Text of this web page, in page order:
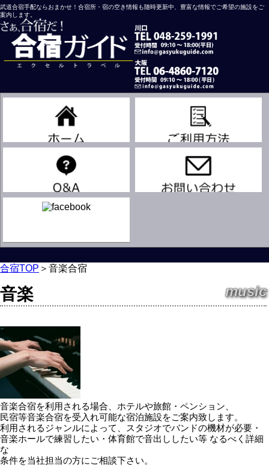
武道合宿手配ならおまかせ！合宿所・宿の空き情報も随時更新中、豊富な情報でご希望の施設をご
案内します。
大阪営業所 吹奏楽
合宿TOP ＞ 音楽合宿
音楽 music
音楽合宿を利用される場合、ホテルや旅館・ペンション、
民宿等音楽合宿を受入れ可能な宿泊施設をご案内致します。
利用されるジャンルによって、スタジオでバンドの機材が必要・
音楽ホールで練習したい・体育館で音出ししたい等 なるべく詳細
な
条件を当社担当の方にご相談下さい。